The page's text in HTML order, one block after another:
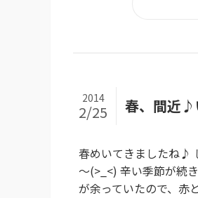
春、間近♪
2014
2/25
春めいてきましたね♪
～(>_<) 辛い季節が続
が余っていたので、